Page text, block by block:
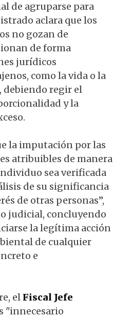
de agruparse para
aclara que los
no gozan de
de forma
jurídicos
como la vida o la
regir el
y la
la imputación por las
atribuibles de manera
sea verificada
de su significancia
de otras personas”,
judicial, concluyendo
la legítima acción
de cualquier
e
el Fiscal Jefe
"innecesario